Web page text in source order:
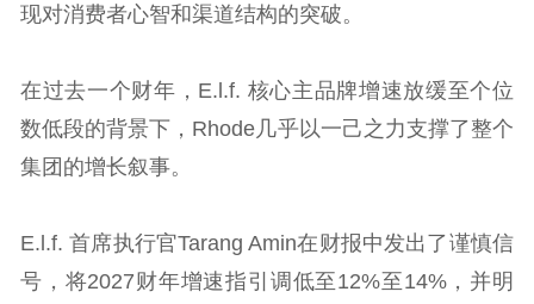
现对消费者心智和渠道结构的突破。
在过去一个财年，E.l.f. 核心主品牌增速放缓至个位
数低段的背景下，Rhode几乎以一己之力支撑了整个
集团的增长叙事。
E.l.f. 首席执行官Tarang Amin在财报中发出了谨慎信
号，将2027财年增速指引调低至12%至14%，并明